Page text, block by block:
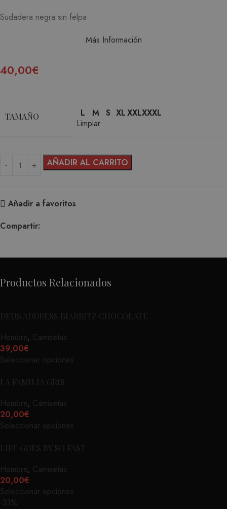
Sudadera negra sin felpa
Más Información
40,00€
TAMAÑO L M S XLXXLXXXL
Limpiar
AÑADIR AL CARRITO
Añadir a favoritos
Compartir:
Productos Relacionados
DEUS ADDRESS BIARRITZ CHOCOLATE
Hombre, Camisetas
39,00€
Seleccionar opciones
LA FAMILIA GRIS
Hombre, Camisetas
20,00€
Seleccionar opciones
LIFE GOES BY SO FAST
Hombre, Camisetas
20,00€
Seleccionar opciones
-31%